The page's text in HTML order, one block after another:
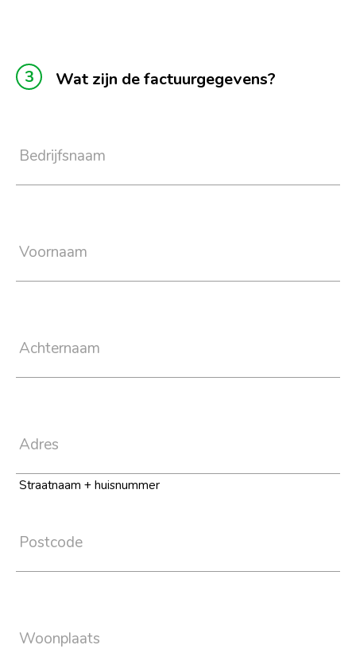
Wat zijn de factuurgegevens?
Bedrijfsnaam
Voornaam
Achternaam
Adres
Straatnaam + huisnummer
Postcode
Woonplaats